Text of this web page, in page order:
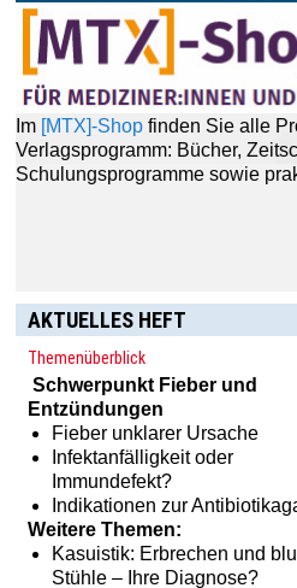
Im [MTX]-Shop finden Sie alle
Verlagsprogramm: Bücher,
Schulungsprogramme sowie
AKTUELLES HEFT
Themenüberblick
Schwerpunkt Fieber und
Entzündungen
Fieber unklarer Ursache
Infektanfälligkeit oder
Immundefekt?
Indikationen zur
Weitere Themen:
Kasuistik: Erbrechen und
Stühle – Ihre Diagnose?